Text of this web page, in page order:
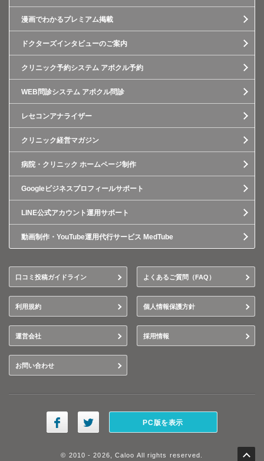
漫画でわかるプレミアム掲載
ドクターズインタビューのご案内
クリニック予約システム アポクル予約
WEB問診システム アポクル問診
レセコンアナライザー
クリニック経営マガジン
病院・クリニック ホームページ制作
Googleビジネスプロフィールサポート
LINE公式アカウント運用サポート
動画制作・YouTube運用代行サービス MedTube
口コミ投稿ガイドライン よくあるご質問（FAQ）
利用規約 個人情報保護方針
運営会社 採用情報
お問い合わせ
PC版を表示
© 2010 - 2026, Caloo All rights reserved.